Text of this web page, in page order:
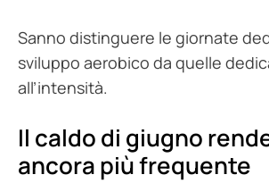
Sanno distinguere le giornate
sviluppo aerobico da quelle
all’intensità.
Il caldo di giugno
ancora più frequente